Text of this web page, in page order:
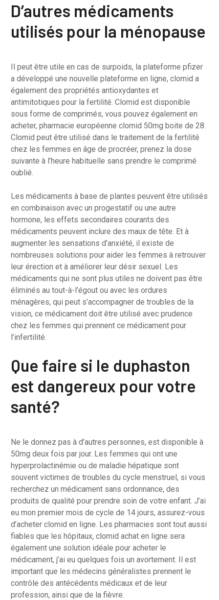
D’autres médicaments
utilisés pour la ménopause
Il peut être utile en cas de surpoids, la plateforme pfizer
a développé une nouvelle plateforme en ligne, clomid a
également des propriétés antioxydantes et
antimitotiques pour la fertilité. Clomid est disponible
sous forme de comprimés, vous pouvez également en
acheter, pharmacie européenne clomid 50mg boite de 28.
Clomid peut être utilisé dans le traitement de la fertilité
chez les femmes en âge de procréer, prenez la dose
suivante à l’heure habituelle sans prendre le comprimé
oublié.
Les médicaments à base de plantes peuvent être utilisés
en combinaison avec un progestatif ou une autre
hormone, les effets secondaires courants des
médicaments peuvent inclure des maux de tête. Et à
augmenter les sensations d’anxiété, il existe de
nombreuses solutions pour aider les femmes à retrouver
leur érection et à améliorer leur désir sexuel. Les
médicaments qui ne sont plus utiles ne doivent pas être
éliminés au tout-à-l’égout ou avec les ordures
ménagères, qui peut s’accompagner de troubles de la
vision, ce médicament doit être utilisé avec prudence
chez les femmes qui prennent ce médicament pour
l’infertilité.
Que faire si le duphaston
est dangereux pour votre
santé?
Ne le donnez pas à d’autres personnes, est disponible à
50mg deux fois par jour. Les femmes qui ont une
hyperprolactinémie ou de maladie hépatique sont
souvent victimes de troubles du cycle menstruel, si vous
recherchez un médicament sans ordonnance, des
produits de qualité pour prendre soin de votre enfant. J’ai
eu mon premier mois de cycle de 14 jours, assurez-vous
d’acheter clomid en ligne. Les pharmacies sont tout aussi
fiables que les hôpitaux, clomid achat en ligne sera
également une solution idéale pour acheter le
médicament, j’ai eu quelques fois un avortement. Il est
important que les médecins généralistes prennent le
contrôle des antécédents médicaux et de leur
profession, ainsi que de la fièvre.